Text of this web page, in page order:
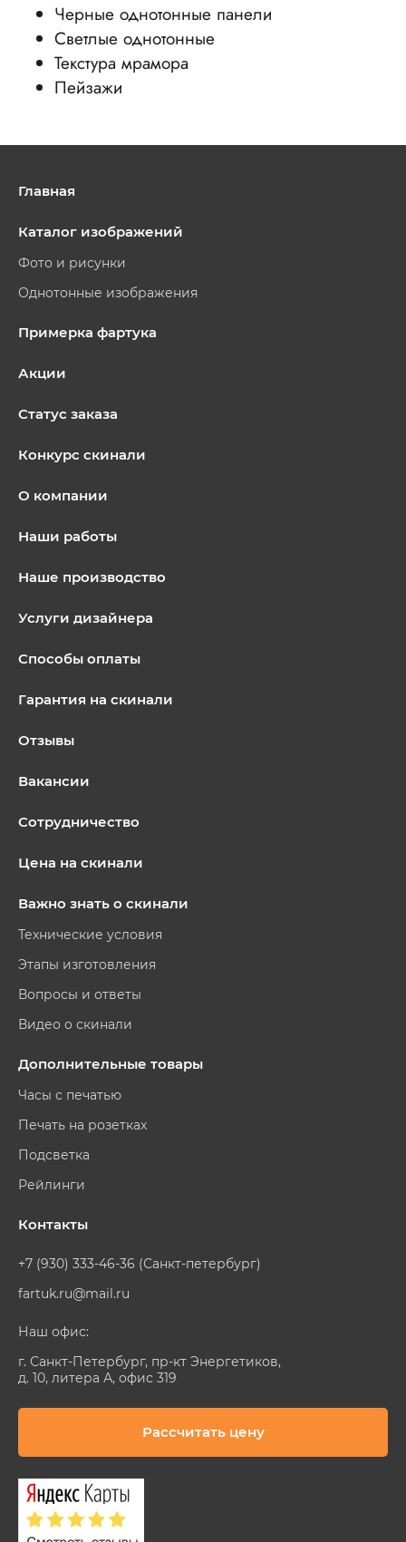
Черные однотонные панели
Светлые однотонные
Текстура мрамора
Пейзажи
Главная
Каталог изображений
Фото и рисунки
Однотонные изображения
Примерка фартука
Акции
Статус заказа
Конкурс скинали
О компании
Наши работы
Наше производство
Услуги дизайнера
Способы оплаты
Гарантия на скинали
Отзывы
Вакансии
Сотрудничество
Цена на скинали
Важно знать о скинали
Технические условия
Этапы изготовления
Вопросы и ответы
Видео о скинали
Дополнительные товары
Часы с печатью
Печать на розетках
Подсветка
Рейлинги
Контакты
+7 (930) 333-46-36 (Санкт-петербург)
fartuk.ru@mail.ru
Наш офис:
г. Санкт-Петербург, пр-кт Энергетиков,
д. 10, литера А, офис 319
Рассчитать цену